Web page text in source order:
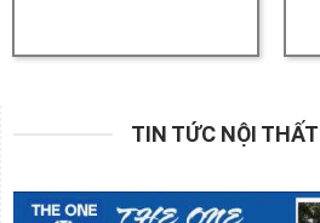
TIN TỨC NỘI